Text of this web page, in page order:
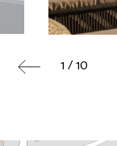
1 / 10